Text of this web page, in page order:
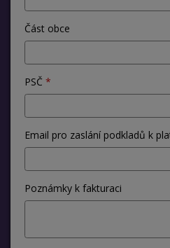
Část obce
PSČ
Email pro zaslání podkladů k
Poznámky k fakturaci